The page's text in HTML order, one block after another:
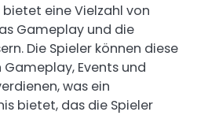
eine Vielzahl von
Gameplay und die
Die Spieler können diese
Events und
was ein
bietet, das die Spieler